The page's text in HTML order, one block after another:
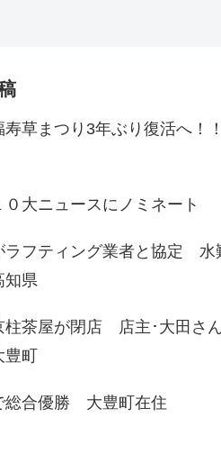
寿草まつり3年ぶり復活へ！
０大ニュースにノミネート
ラフティング業者と協定 水
県
柱茶屋が閉店 店主･大田さ
町
総合優勝 大豊町在住